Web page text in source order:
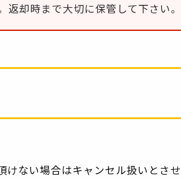
却時まで大切に保管して下さい。
ない場合はキャンセル扱いとさせ